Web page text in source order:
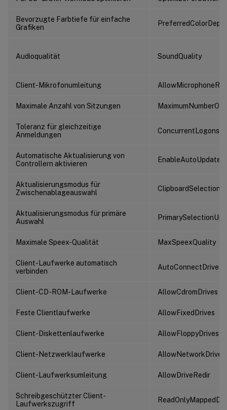
Bevorzugte Farbtiefe für einfache
Grafiken
Audioqualität SoundQuality
Client-Mikrofonumleitung
Maximale Anzahl von Sitzungen
Toleranz für gleichzeitige
Anmeldungen
Automatische Aktualisierung von
Controllern aktivieren
Aktualisierungsmodus für
Zwischenablageauswahl
Aktualisierungsmodus für primäre
Auswahl
Maximale Speex-Qualität MaxSpeexQuality
Client-Laufwerke automatisch
verbinden
AutoConnectDrives
Client-CD-ROM-Laufwerke AllowCdromDrives
Feste Clientlaufwerke AllowFixedDrives
Client-Diskettenlaufwerke AllowFloppyDrives
Client-Netzwerklaufwerke AllowNetworkDrives
Client-Laufwerksumleitung AllowDriveRedir
Schreibgeschützter Client-
Laufwerkszugriff